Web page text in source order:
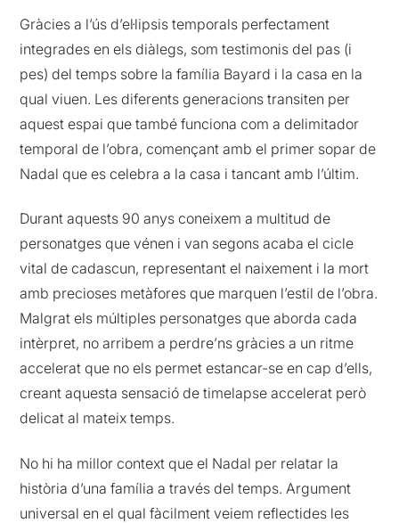
Gràcies a l’ús d’el·lipsis temporals perfectament
integrades en els diàlegs, som testimonis del pas (i
pes) del temps sobre la família Bayard i la casa en la
qual viuen. Les diferents generacions transiten per
aquest espai que també funciona com a delimitador
temporal de l’obra, començant amb el primer sopar de
Nadal que es celebra a la casa i tancant amb l’últim.
Durant aquests 90 anys coneixem a multitud de
personatges que vénen i van segons acaba el cicle
vital de cadascun, representant el naixement i la mort
amb precioses metàfores que marquen l’estil de l’obra.
Malgrat els múltiples personatges que aborda cada
intèrpret, no arribem a perdre’ns gràcies a un ritme
accelerat que no els permet estancar-se en cap d’ells,
creant aquesta sensació de timelapse accelerat però
delicat al mateix temps.
No hi ha millor context que el Nadal per relatar la
història d’una família a través del temps. Argument
universal en el qual fàcilment veiem reflectides les